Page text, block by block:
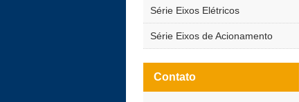
Série Eixos Elétricos
Série Eixos de Acionamento
Contato